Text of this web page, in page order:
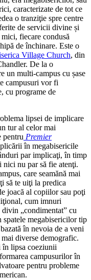
caracterizate de tot ce
o tranziţie spre centre
de servicii divine și
fiecare condusă
de închinare. Este o
Village Church, din
De la o
un multi-campus cu șase
campusuri vor fi
cu programe de
lipsei de implicare
tur al celor mai
pentru Premier
în megabisericile
par implicaţi, în timp
nici nu par să fie atenţi.
care seamănă mai
să te uiţi la predica
joacă al copiilor sau poţi
cum imnuri
„condimentat” cu
megabisericilor tip
în nevoia de a veni
diverse demografic.
în lipsa coeziunii
campusurilor în
pentru probleme